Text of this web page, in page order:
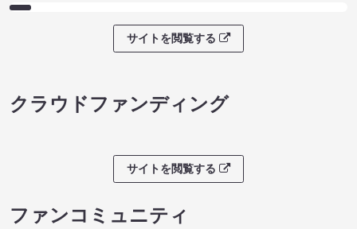
サイトを閲覧する
クラウドファンディング
サイトを閲覧する
ファンコミュニティ